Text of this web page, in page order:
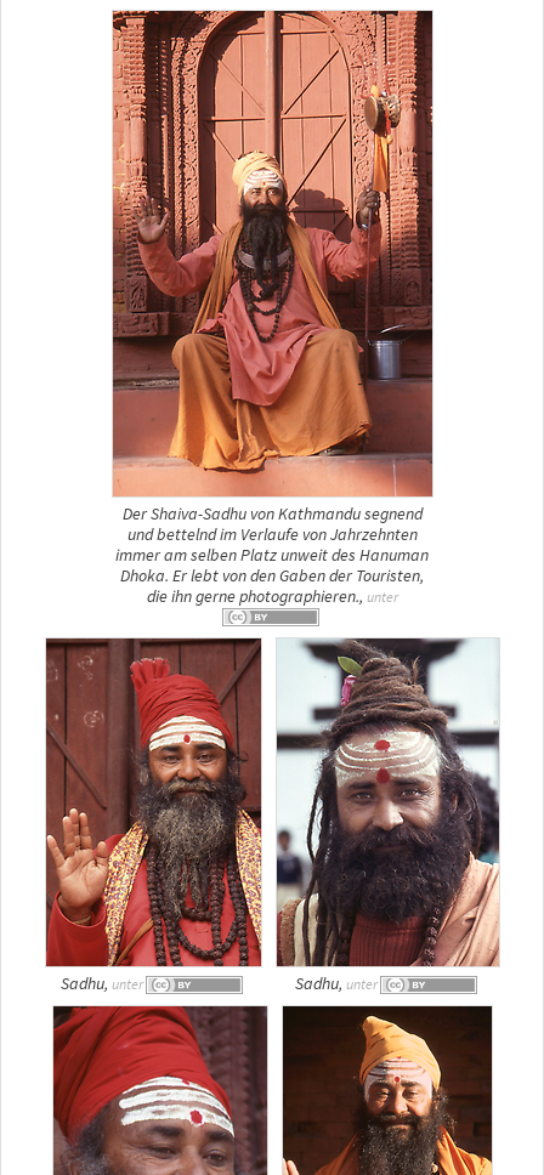
Der Shaiva-Sadhu von Kathmandu segnend
und bettelnd im Verlaufe von Jahrzehnten
immer am selben Platz unweit des Hanuman
Dhoka. Er lebt von den Gaben der Touristen,
die ihn gerne photographieren., unter
Sadhu, unter Sadhu, unter